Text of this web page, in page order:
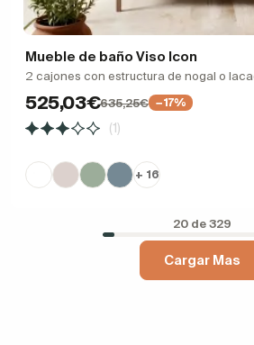
Mueble de baño Viso Icon
2 cajones con estructura de nogal o
525,03€635,25€ −17%
(1)
+ 16
20 de 329
Cargar Mas